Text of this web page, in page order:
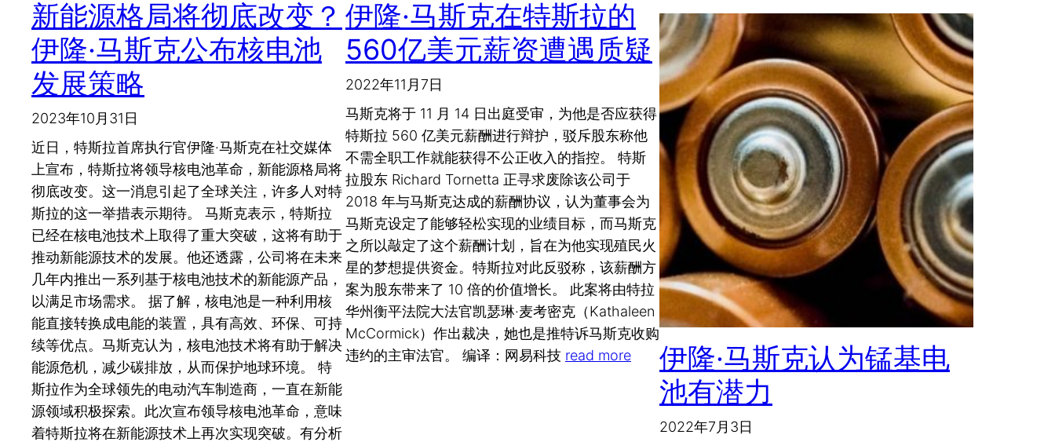
新能源格局将彻底改变？
伊隆·马斯克公布核电池
发展策略
2023年10月31日
近日，特斯拉首席执行官伊隆·马斯克在社交媒体
上宣布，特斯拉将领导核电池革命，新能源格局将
彻底改变。这一消息引起了全球关注，许多人对特
斯拉的这一举措表示期待。 马斯克表示，特斯拉
已经在核电池技术上取得了重大突破，这将有助于
推动新能源技术的发展。他还透露，公司将在未来
几年内推出一系列基于核电池技术的新能源产品，
以满足市场需求。 据了解，核电池是一种利用核
能直接转换成电能的装置，具有高效、环保、可持
续等优点。马斯克认为，核电池技术将有助于解决
能源危机，减少碳排放，从而保护地球环境。 特
斯拉作为全球领先的电动汽车制造商，一直在新能
源领域积极探索。此次宣布领导核电池革命，意味
着特斯拉将在新能源技术上再次实现突破。有分析
伊隆·马斯克在特斯拉的
560亿美元薪资遭遇质疑
2022年11月7日
马斯克将于 11 月 14 日出庭受审，为他是否应获得
特斯拉 560 亿美元薪酬进行辩护，驳斥股东称他
不需全职工作就能获得不公正收入的指控。 特斯
拉股东 Richard Tornetta 正寻求废除该公司于
2018 年与马斯克达成的薪酬协议，认为董事会为
马斯克设定了能够轻松实现的业绩目标，而马斯克
之所以敲定了这个薪酬计划，旨在为他实现殖民火
星的梦想提供资金。特斯拉对此反驳称，该薪酬方
案为股东带来了 10 倍的价值增长。 此案将由特拉
华州衡平法院大法官凯瑟琳·麦考密克（Kathaleen
McCormick）作出裁决，她也是推特诉马斯克收购
违约的主审法官。 编译：网易科技 read more
伊隆·马斯克认为锰基电
池有潜力
2022年7月3日